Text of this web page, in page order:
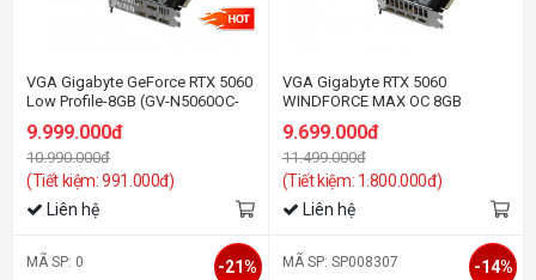
VGA Gigabyte GeForce RTX 5060
Low Profile-8GB (GV-N5060OC-
9.999.000đ
10.990.000đ
(Tiết kiệm: 991.000đ)
Liên hệ
VGA Gigabyte RTX 5060
WINDFORCE MAX OC 8GB
9.699.000đ
11.499.000đ
(Tiết kiệm: 1.800.000đ)
Liên hệ
MÃ SP: 0 -21% MÃ SP: SP008307 -14%